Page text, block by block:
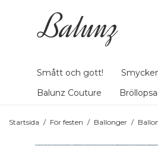
Smått och gott!
Balunz Couture
Startsida / För festen / Ballonger /